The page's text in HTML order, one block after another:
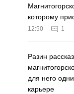
которому
12:50 1
Разин
для него
карьере